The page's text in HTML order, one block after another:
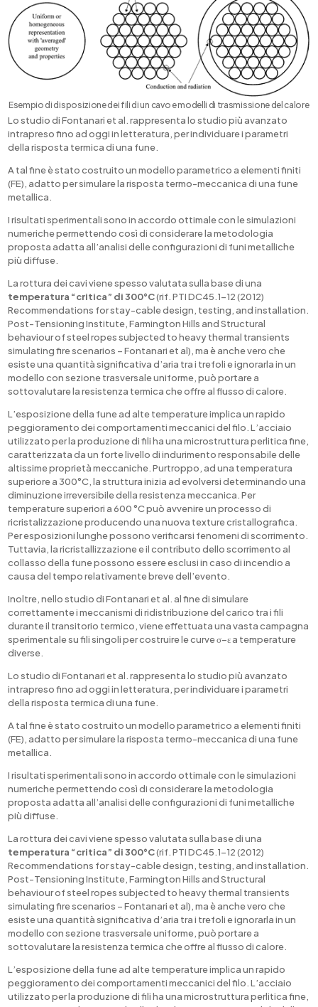
Esempio di disposizione dei fili di un cavo e modelli di trasmissione del calore
Lo studio di Fontanari et al. rappresenta lo studio più avanzato
intrapreso fino ad oggi in letteratura, per individuare i parametri
della risposta termica di una fune.
A tal fine è stato costruito un modello parametrico a elementi finiti
(FE), adatto per simulare la risposta termo-meccanica di una fune
metallica.
I risultati sperimentali sono in accordo ottimale con le simulazioni
numeriche permettendo così di considerare la metodologia
proposta adatta all’analisi delle configurazioni di funi metalliche
più diffuse.
La rottura dei cavi viene spesso valutata sulla base di una
temperatura “critica” di 300°C(rif. PTI DC45.1-12 (2012)
Recommendations for stay-cable design, testing, and installation.
Post-Tensioning Institute, Farmington Hills and Structural
behaviour of steel ropes subjected to heavy thermal transients
simulating fire scenarios – Fontanari et al), ma è anche vero che
esiste una quantità significativa d’aria tra i trefoli e ignorarla in un
modello con sezione trasversale uniforme, può portare a
sottovalutare la resistenza termica che offre al flusso di calore.
L’esposizione della fune ad alte temperature implica un rapido
peggioramento dei comportamenti meccanici del filo. L’acciaio
utilizzato per la produzione di fili ha una microstruttura perlitica fine,
caratterizzata da un forte livello di indurimento responsabile delle
altissime proprietà meccaniche. Purtroppo, ad una temperatura
superiore a 300°C, la struttura inizia ad evolversi determinando una
diminuzione irreversibile della resistenza meccanica. Per
temperature superiori a 600 °C può avvenire un processo di
ricristalizzazione producendo una nuova texture cristallografica.
Per esposizioni lunghe possono verificarsi fenomeni di scorrimento.
Tuttavia, la ricristallizzazione e il contributo dello scorrimento al
collasso della fune possono essere esclusi in caso di incendio a
causa del tempo relativamente breve dell’evento.
Inoltre, nello studio di Fontanari et al. al fine di simulare
correttamente i meccanismi di ridistribuzione del carico tra i fili
durante il transitorio termico, viene effettuata una vasta campagna
sperimentale su fili singoli per costruire le curve σ−ε a temperature
diverse.
Lo studio di Fontanari et al. rappresenta lo studio più avanzato
intrapreso fino ad oggi in letteratura, per individuare i parametri
della risposta termica di una fune.
A tal fine è stato costruito un modello parametrico a elementi finiti
(FE), adatto per simulare la risposta termo-meccanica di una fune
metallica.
I risultati sperimentali sono in accordo ottimale con le simulazioni
numeriche permettendo così di considerare la metodologia
proposta adatta all’analisi delle configurazioni di funi metalliche
più diffuse.
La rottura dei cavi viene spesso valutata sulla base di una
temperatura “critica” di 300°C(rif. PTI DC45.1-12 (2012)
Recommendations for stay-cable design, testing, and installation.
Post-Tensioning Institute, Farmington Hills and Structural
behaviour of steel ropes subjected to heavy thermal transients
simulating fire scenarios – Fontanari et al), ma è anche vero che
esiste una quantità significativa d’aria tra i trefoli e ignorarla in un
modello con sezione trasversale uniforme, può portare a
sottovalutare la resistenza termica che offre al flusso di calore.
L’esposizione della fune ad alte temperature implica un rapido
peggioramento dei comportamenti meccanici del filo. L’acciaio
utilizzato per la produzione di fili ha una microstruttura perlitica fine,